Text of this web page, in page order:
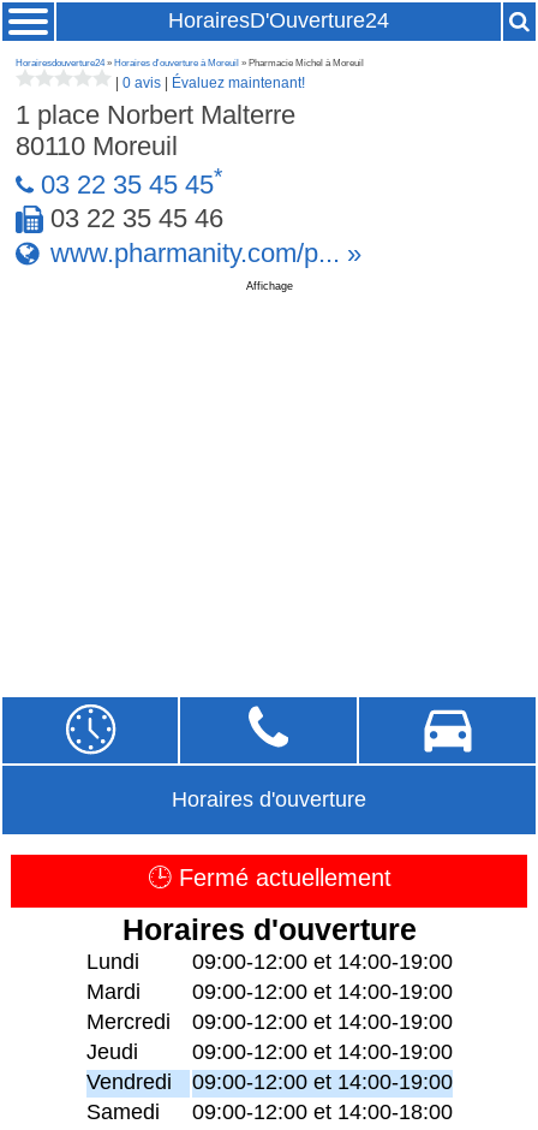
HorairesD'Ouverture24
Horairesdouverture24» Horaires d'ouverture à Moreuil » Pharmacie Michel à Moreuil
|0 avis Évaluez maintenant!
1 place Norbert Malterre
80110 Moreuil
03 22 35 45 45*
03 22 35 45 46
www.pharmanity.com/p... »
Affichage
Horaires d'ouverture
🕒 Fermé actuellement
Horaires d'ouverture
Lundi
09:00-12:00 et 14:00-19:00
Mardi
09:00-12:00 et 14:00-19:00
Mercredi
09:00-12:00 et 14:00-19:00
Jeudi
09:00-12:00 et 14:00-19:00
Vendredi
09:00-12:00 et 14:00-19:00
Samedi
09:00-12:00 et 14:00-18:00